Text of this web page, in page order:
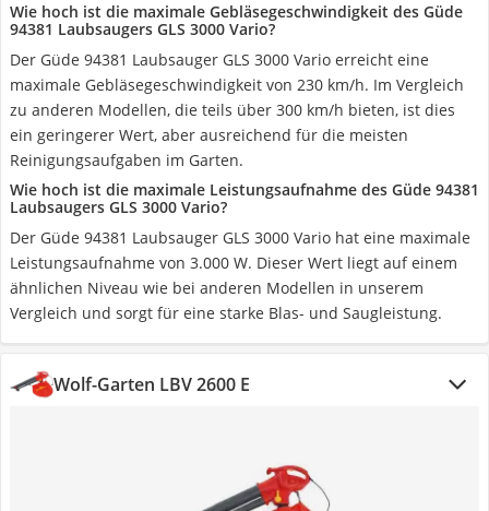
Wie hoch ist die maximale Gebläsegeschwindigkeit des Güde
94381 Laubsaugers GLS 3000 Vario?
Der Güde 94381 Laubsauger GLS 3000 Vario erreicht eine
maximale Gebläsegeschwindigkeit von 230 km/h. Im Vergleich
zu anderen Modellen, die teils über 300 km/h bieten, ist dies
ein geringerer Wert, aber ausreichend für die meisten
Reinigungsaufgaben im Garten.
Wie hoch ist die maximale Leistungsaufnahme des Güde 94381
Laubsaugers GLS 3000 Vario?
Der Güde 94381 Laubsauger GLS 3000 Vario hat eine maximale
Leistungsaufnahme von 3.000 W. Dieser Wert liegt auf einem
ähnlichen Niveau wie bei anderen Modellen in unserem
Vergleich und sorgt für eine starke Blas- und Saugleistung.
Wolf-Garten LBV 2600 E